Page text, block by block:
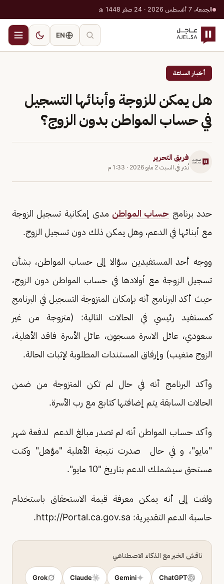
الجمعة، 7 أغسطس 2026 · 24 صفر 1448 هـ
EN
أخبار الساعة
هل يمكن للزوجة وأبنائها التسجيل
في حساب المواطن بدون الزوج؟
فريق التحرير
نُشر في السبت 2 مايو 2026 · 1:33 م
حدد برنامج حساب المواطن مدى إمكانية تسجيل الزوجة
مع أبنائها في الدعم، وهل يمكن ذلك دون تسجيل الزوج.
ووجه أحد المستفيدين سؤالا إلى حساب المواطن، بشأن
تسجيل الزوجة مع أولادها في حساب المواطن دون الزوج،
حيث أكد البرنامج أنه بإمكان المتزوجة التسجيل في البرنامج
كمستفيد رئيسي في الحالات التالية: (متزوجة من غير
سعودي، عائل الاسرة مسجون، عائل الأسرة فاقد الأهلية،
الزوج متغيب) وإرفاق المستندات المطلوبة لإثبات الحالة.
وأكد البرنامج أنه في حال لم تكن المتزوجة من ضمن
الحالات السابقة يتم إضافتها كتابع مع رب الأسرة.
وأكد حساب المواطن أنه لم تصدر مبالغ الدعم لدفعة شهر
"مايو"، و في حال صدرت نتيجة الأهلية "مؤهل" وكنت
مستحق سيشملك الدعم بتاريخ "10 مايو".
ولفت إلى أنه يمكن معرفة قيمة الاستحقاق باستخدام
حاسبة الدعم التقديرية: http://Portal.ca.gov.sa.
ناقش الخبر مع الذكاء الاصطناعي
ChatGPT
Gemini
Claude
Grok